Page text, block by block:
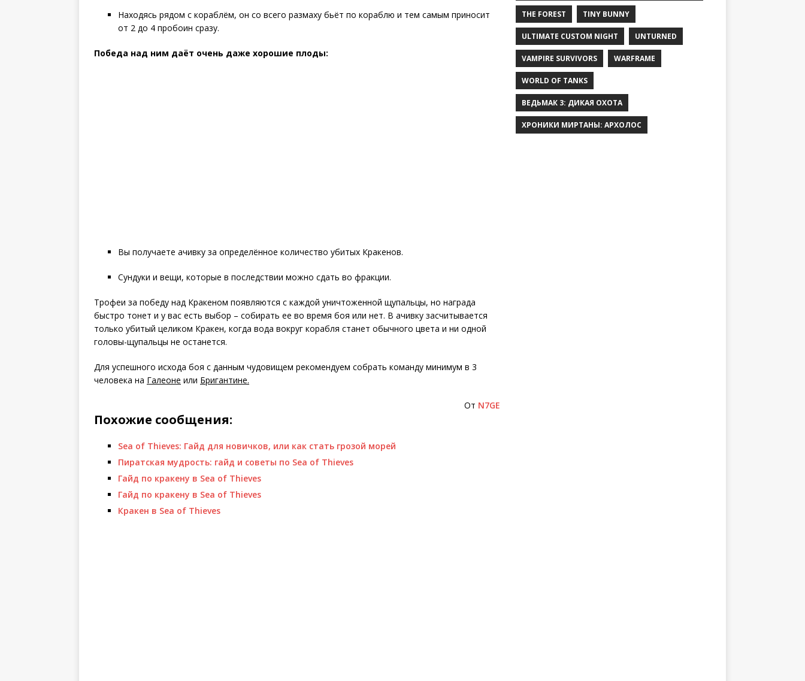
Находясь рядом с кораблём, он со всего размаху бьёт по кораблю и тем самым приносит
от 2 до 4 пробоин сразу.
Победа над ним даёт очень даже хорошие плоды:
Вы получаете ачивку за определённое количество убитых Кракенов.
Сундуки и вещи, которые в последствии можно сдать во фракции.
Трофеи за победу над Кракеном появляются с каждой уничтоженной щупальцы, но награда
быстро тонет и у вас есть выбор – собирать ее во время боя или нет. В ачивку засчитывается
только убитый целиком Кракен, когда вода вокруг корабля станет обычного цвета и ни одной
головы-щупальцы не останется.
Для успешного исхода боя с данным чудовищем рекомендуем собрать команду минимум в 3
человека на Галеоне или Бригантине.
От N7GE
Похожие сообщения:
Sea of Thieves: Гайд для новичков, или как стать грозой морей
Пиратская мудрость: гайд и советы по Sea of Thieves
Гайд по крaкeну в Sea of Thieves
Гайд по крaкeну в Sea of Thieves
Крaкeн в Sea of Thieves
THE FOREST TINY BUNNY
ULTIMATE CUSTOM NIGHT UNTURNED
VAMPIRE SURVIVORS WARFRAME
WORLD OF TANKS
ВЕДЬМАК 3: ДИКАЯ ОХОТА
ХРОНИКИ МИРТАНЫ: АРХОЛОС